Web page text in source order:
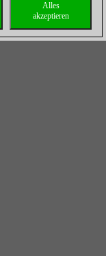
Alles
akzeptieren